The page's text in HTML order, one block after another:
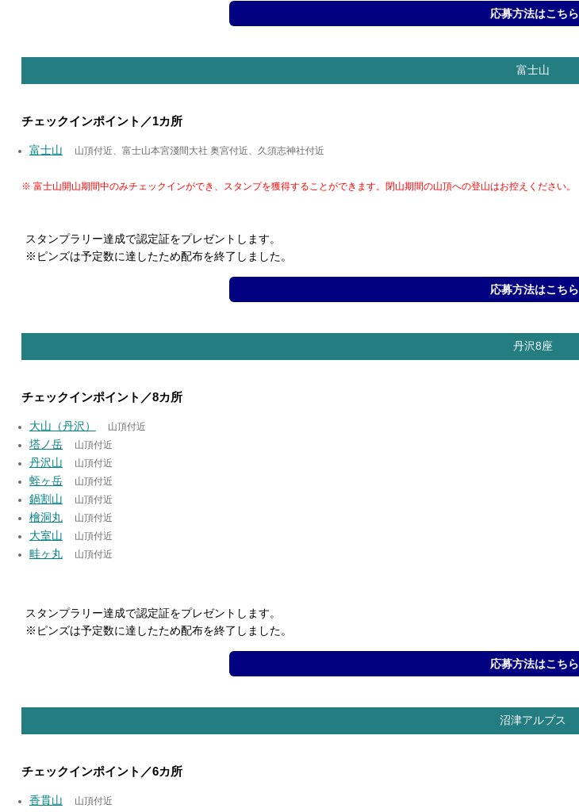
応募方法はこちら
富士山
チェックインポイント／1カ所
富士山 山頂付近、富士山本宮淺間大社 奥宮付近、久須志神社付近
※ 富士山開山期間中のみチェックインができ、スタンプを獲得することができます。閉山期間の山頂への登山はお控えください。
スタンプラリー達成で認定証をプレゼントします。
※ピンズは予定数に達したため配布を終了しました。
応募方法はこちら
丹沢8座
チェックインポイント／8カ所
大山（丹沢） 山頂付近
塔ノ岳 山頂付近
丹沢山 山頂付近
蛭ヶ岳 山頂付近
鍋割山 山頂付近
檜洞丸 山頂付近
大室山 山頂付近
畦ヶ丸 山頂付近
スタンプラリー達成で認定証をプレゼントします。
※ピンズは予定数に達したため配布を終了しました。
応募方法はこちら
沼津アルプス
チェックインポイント／6カ所
香貫山 山頂付近